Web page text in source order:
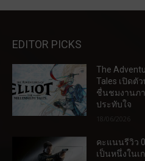
EDITOR PICKS
The
Tales เปิดตั
ชื่นชมงานภ
ประทับใจ
18/06/2026
คะแนนรีวิว
เป็นหนึ่งในเ